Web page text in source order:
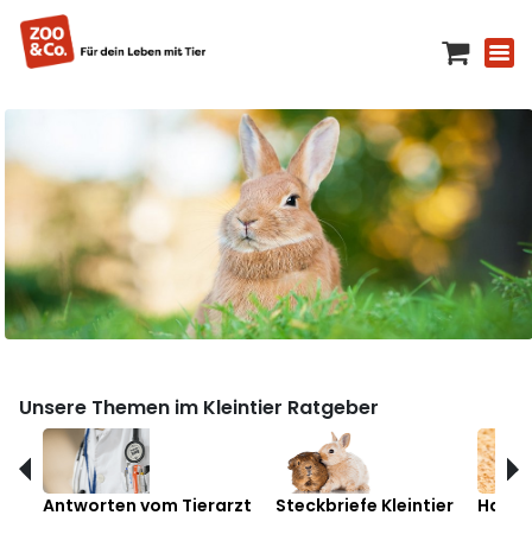
Unsere Themen im Kleintier Ratgeber
Antworten vom Tierarzt Steckbriefe Kleintier